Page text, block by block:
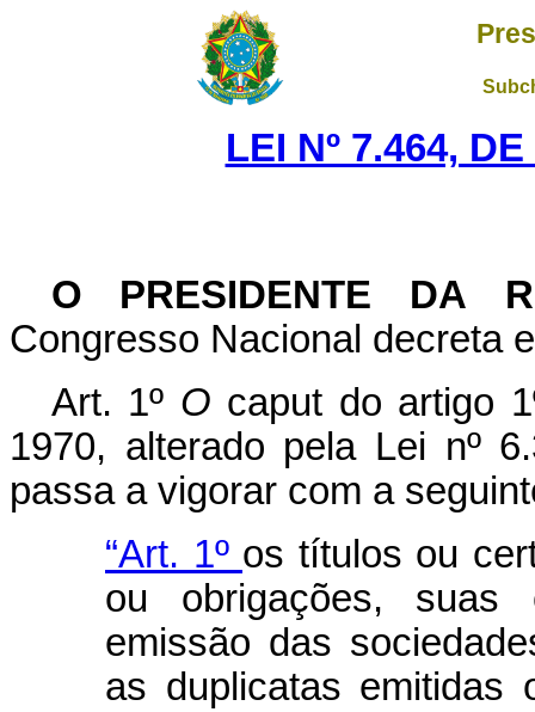
LEI Nº 7.464,
O
PRESIDENTE DA
Congresso Nacional decreta
Art. 1º O caput do artigo
1970, alterado pela Lei nº
passa a vigorar com a
“Art. 1º os títulos ou
ou obrigações, suas
emissão das
as duplicatas emitidas